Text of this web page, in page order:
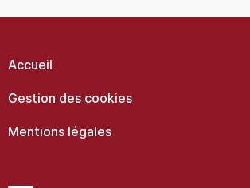
de
Accueil
Gestion des cookies
Mentions légales